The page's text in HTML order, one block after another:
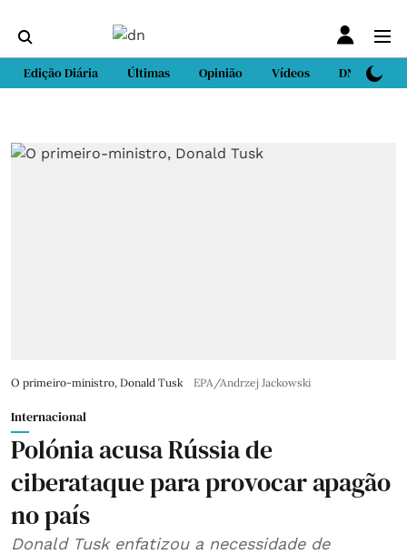
Edição Diária Últimas Opinião Vídeos DN Sport
O primeiro-ministro, Donald Tusk EPA/Andrzej Jackowski
Internacional
Polónia acusa Rússia de
ciberataque para provocar apagão
no país
Donald Tusk enfatizou a necessidade de